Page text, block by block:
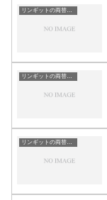
リンギットの両替目安
リンギットの両替目安
リンギットの両替目安